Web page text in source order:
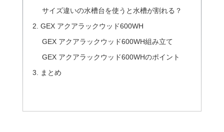
サイズ違いの水槽台を使うと水槽が割れる？
GEX アクアラックウッド600WH
GEX アクアラックウッド600WH組み立て
GEX アクアラックウッド600WHのポイント
まとめ